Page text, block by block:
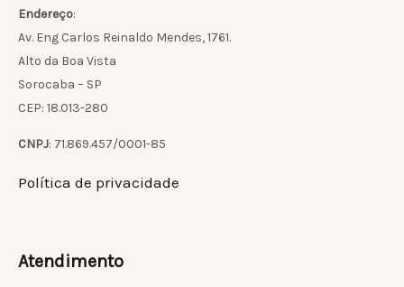
Endereço:
Av. Eng Carlos Reinaldo Mendes, 1761.
Alto da Boa Vista
Sorocaba – SP
CEP: 18.013-280
CNPJ: 71.869.457/0001-85
Política de privacidade
Atendimento